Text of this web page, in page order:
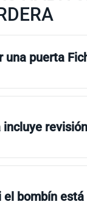
una puerta
el bombín está